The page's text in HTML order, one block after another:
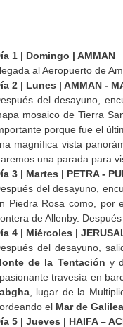
1 | Domingo | AMMAN
al Aeropuerto de
2 | Lunes | AMMAN -
del desayuno,
mosaico de Tierra
porque fue el
magnífica vista
una parada para
3 | Martes | PETRA -
del desayuno,
Piedra Rosa como, por
de Allenby.
4 | Miércoles |
del desayuno,
de la Tentación y
travesía en
, lugar de la
el Mar de Galilea
5 | Jueves | HAIFA –